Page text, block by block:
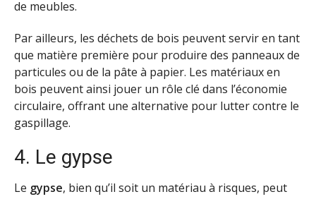
de meubles.
Par ailleurs, les déchets de bois peuvent servir en tant
que matière première pour produire des panneaux de
particules ou de la pâte à papier. Les matériaux en
bois peuvent ainsi jouer un rôle clé dans l’économie
circulaire, offrant une alternative pour lutter contre le
gaspillage.
4. Le gypse
Le gypse, bien qu’il soit un matériau à risques, peut